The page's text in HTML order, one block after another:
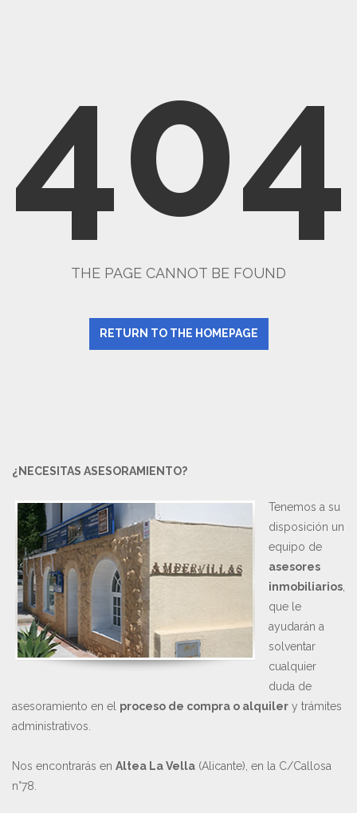
404
THE PAGE CANNOT BE FOUND
RETURN TO THE HOMEPAGE
¿NECESITAS ASESORAMIENTO?
Tenemos a su
disposición un
equipo de
asesores
inmobiliarios,
que le
ayudarán a
solventar
cualquier
duda de
asesoramiento en el proceso de compra o alquiler y trámites
administrativos.
Nos encontrarás en Altea La Vella (Alicante), en la C/Callosa
n°78.